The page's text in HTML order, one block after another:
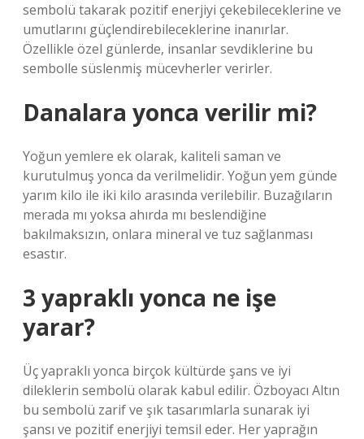
sembolü takarak pozitif enerjiyi çekebileceklerine ve
umutlarını güçlendirebileceklerine inanırlar.
Özellikle özel günlerde, insanlar sevdiklerine bu
sembolle süslenmiş mücevherler verirler.
Danalara yonca verilir mi?
Yoğun yemlere ek olarak, kaliteli saman ve
kurutulmuş yonca da verilmelidir. Yoğun yem günde
yarım kilo ile iki kilo arasında verilebilir. Buzağıların
merada mı yoksa ahırda mı beslendiğine
bakılmaksızın, onlara mineral ve tuz sağlanması
esastır.
3 yapraklı yonca ne işe
yarar?
Üç yapraklı yonca birçok kültürde şans ve iyi
dileklerin sembolü olarak kabul edilir. Özboyacı Altın
bu sembolü zarif ve şık tasarımlarla sunarak iyi
şansı ve pozitif enerjiyi temsil eder. Her yaprağın